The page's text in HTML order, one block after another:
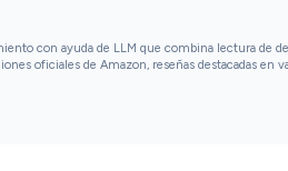
con ayuda de LLM que combina lectura de
oficiales de Amazon, reseñas destacadas